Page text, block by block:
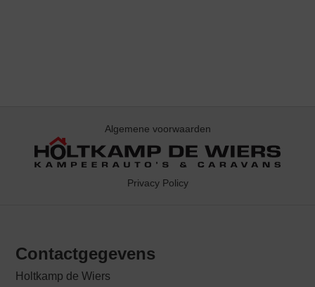
Algemene voorwaarden
Privacy Policy
Contactgegevens
Holtkamp de Wiers